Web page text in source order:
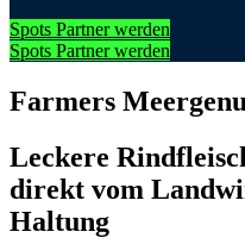
Spots Partner werden
Spots Partner werden
Farmers
Leckere
direkt vom
Haltung